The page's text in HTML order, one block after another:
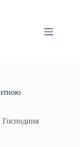
Господиня